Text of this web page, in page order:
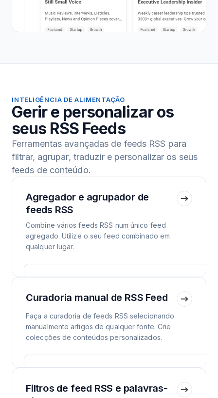
INTELIGÊNCIA DE ALIMENTAÇÃO
Gerir e personalizar os
seus RSS Feeds
Ferramentas avançadas de feeds RSS para
filtrar, agrupar, traduzir e personalizar os seus
feeds de conteúdo.
Agregador e agrupador de
feeds RSS
Combine vários feeds RSS num único feed
agregado. Utilize o seu feed combinado em
qualquer lugar.
Curadoria manual de RSS Feed
Faça a curadoria de feeds RSS selecionando
manualmente artigos de qualquer fonte. Crie
colecções de conteúdos personalizados.
Filtros de feed RSS e palavras-